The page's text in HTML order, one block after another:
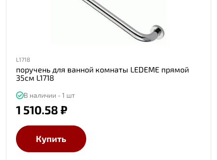
L1718
поручень для ванной комнаты LEDEME прямой
35см L1718
В наличии - 1 шт
1 510.58 ₽
Купить